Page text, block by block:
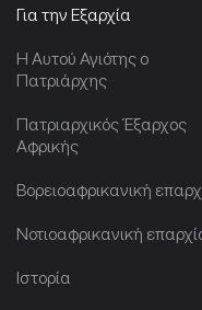
Για την Εξαρχία
Η Αυτού Αγιότης ο
Πατριάρχης
Πατριαρχικός Έξαρχος
Αφρικής
Βορειοαφρικανική
Νοτιοαφρικανική
Ιστορία